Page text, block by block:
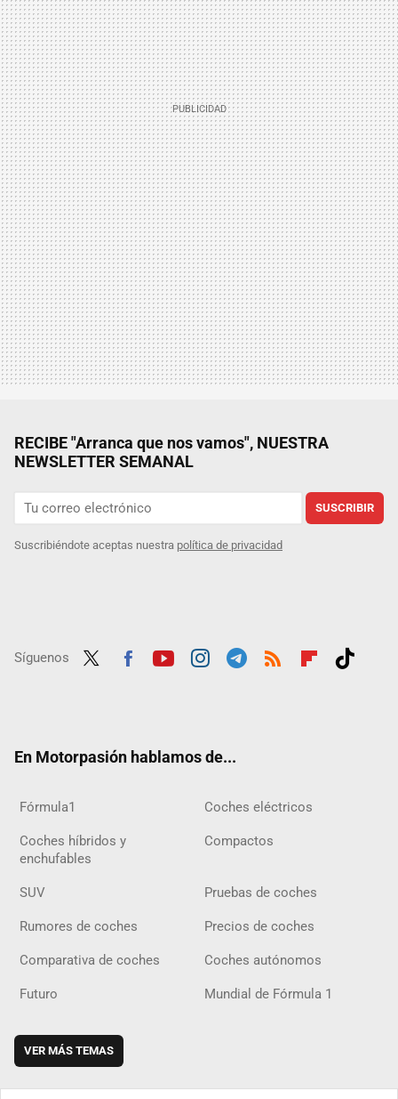
RECIBE "Arranca que nos vamos", NUESTRA
NEWSLETTER SEMANAL
SUSCRIBIR
Suscribiéndote aceptas nuestra política de privacidad
Síguenos
En Motorpasión hablamos de...
Fórmula1 Coches eléctricos
Coches híbridos y
enchufables
Compactos
SUV Pruebas de coches
Rumores de coches Precios de coches
Comparativa de coches Coches autónomos
Futuro Mundial de Fórmula 1
VER MÁS TEMAS